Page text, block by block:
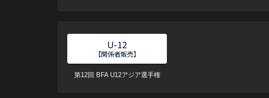
U-12
【関係者販売】
第12回 BFA U12アジア選手権